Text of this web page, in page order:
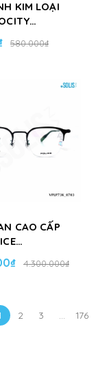
KIM LOẠI
580.000₫
CAO CẤP
4.300.000₫
2 3 ... 176